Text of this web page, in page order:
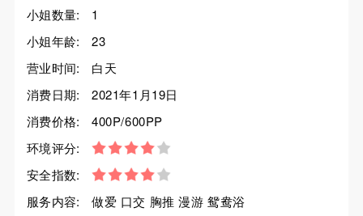
小姐数量:
1
小姐年龄:
23
营业时间:
白天
消费日期:
2021年1月19日
消费价格:
400P/600PP
环境评分:
安全指数:
服务内容:
做爱 口交 胸推 漫游 鸳鸯浴